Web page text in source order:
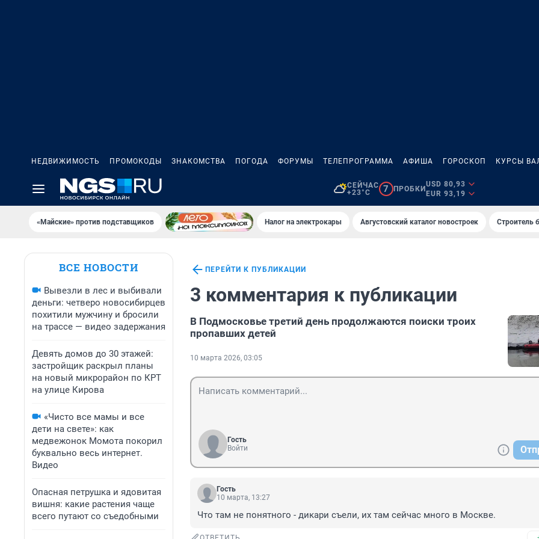
НЕДВИЖИМОСТЬ ПРОМОКОДЫ ЗНАКОМСТВА ПОГОДА ФОРУМЫ ТЕЛЕПРОГРАММА АФИША ГОРОСКОП КУРСЫ
СЕЙЧАС
+23°C
7 ПРОБКИ
USD 80,93
EUR 93,19
«Майские» против подставщиков Налог на электрокары Августовский каталог новостроек Строитель
ВСЕ НОВОСТИ
Вывезли в лес и выбивали
деньги: четверо новосибирцев
похитили мужчину и бросили
на трассе — видео задержания
Девять домов до 30 этажей:
застройщик раскрыл планы
на новый микрорайон по КРТ
на улице Кирова
«Чисто все мамы и все
дети на свете»: как
медвежонок Момота покорил
буквально весь интернет.
Видео
Опасная петрушка и ядовитая
вишня: какие растения чаще
всего путают со съедобными
ПЕРЕЙТИ К ПУБЛИКАЦИИ
3 комментария к публикации
В Подмосковье третий день продолжаются поиски троих
пропавших детей
10 марта 2026, 03:05
Гость
Войти
Гость
10 марта, 13:27
Что там не понятного - дикари съели, их там сейчас много в Москве.